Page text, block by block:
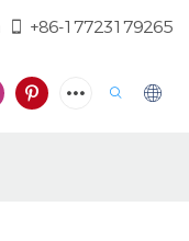
+86-17723179265